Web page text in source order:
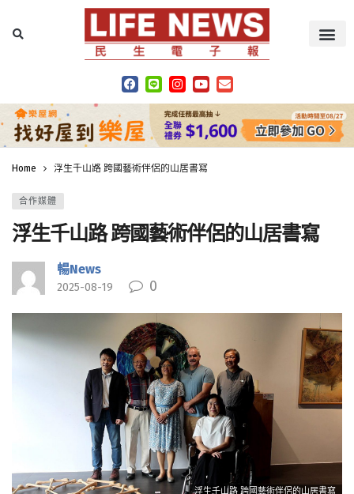
Home 浮生千山路 跨國藝術伴侶的山居書寫
合作媒體
浮生千山路 跨國藝術伴侶的山居書寫
暢News
2025-08-19 0
浮生千山路 跨國藝術伴侶的山居書寫